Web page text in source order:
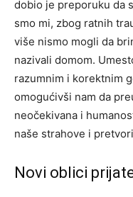
dobio je preporuku da
smo mi, zbog ratnih
više nismo mogli da
nazivali domom.
razumnim i korektnim
omogućivši nam da
neočekivana i
naše strahove i
Novi oblici